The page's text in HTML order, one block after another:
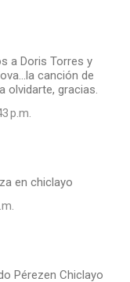
a Doris Torres y
canción de
olvidarte, gracias.
p.m.
en chiclayo
Pérezen Chiclayo